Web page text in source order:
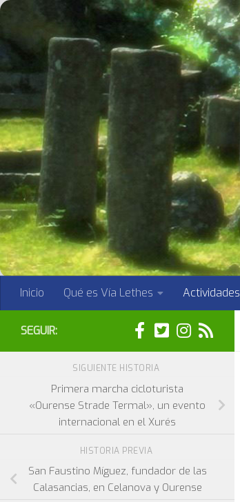
Saltar al contenido
Inicio Qué es Vía Lethes Actividades
SEGUIR:
SIGUIENTE HISTORIA
Primera marcha cicloturista
«Ourense Strade Termal», un evento
internacional en el Xurés
HISTORIA PREVIA
San Faustino Míguez, fundador de las
Calasancias, en Celanova y Ourense